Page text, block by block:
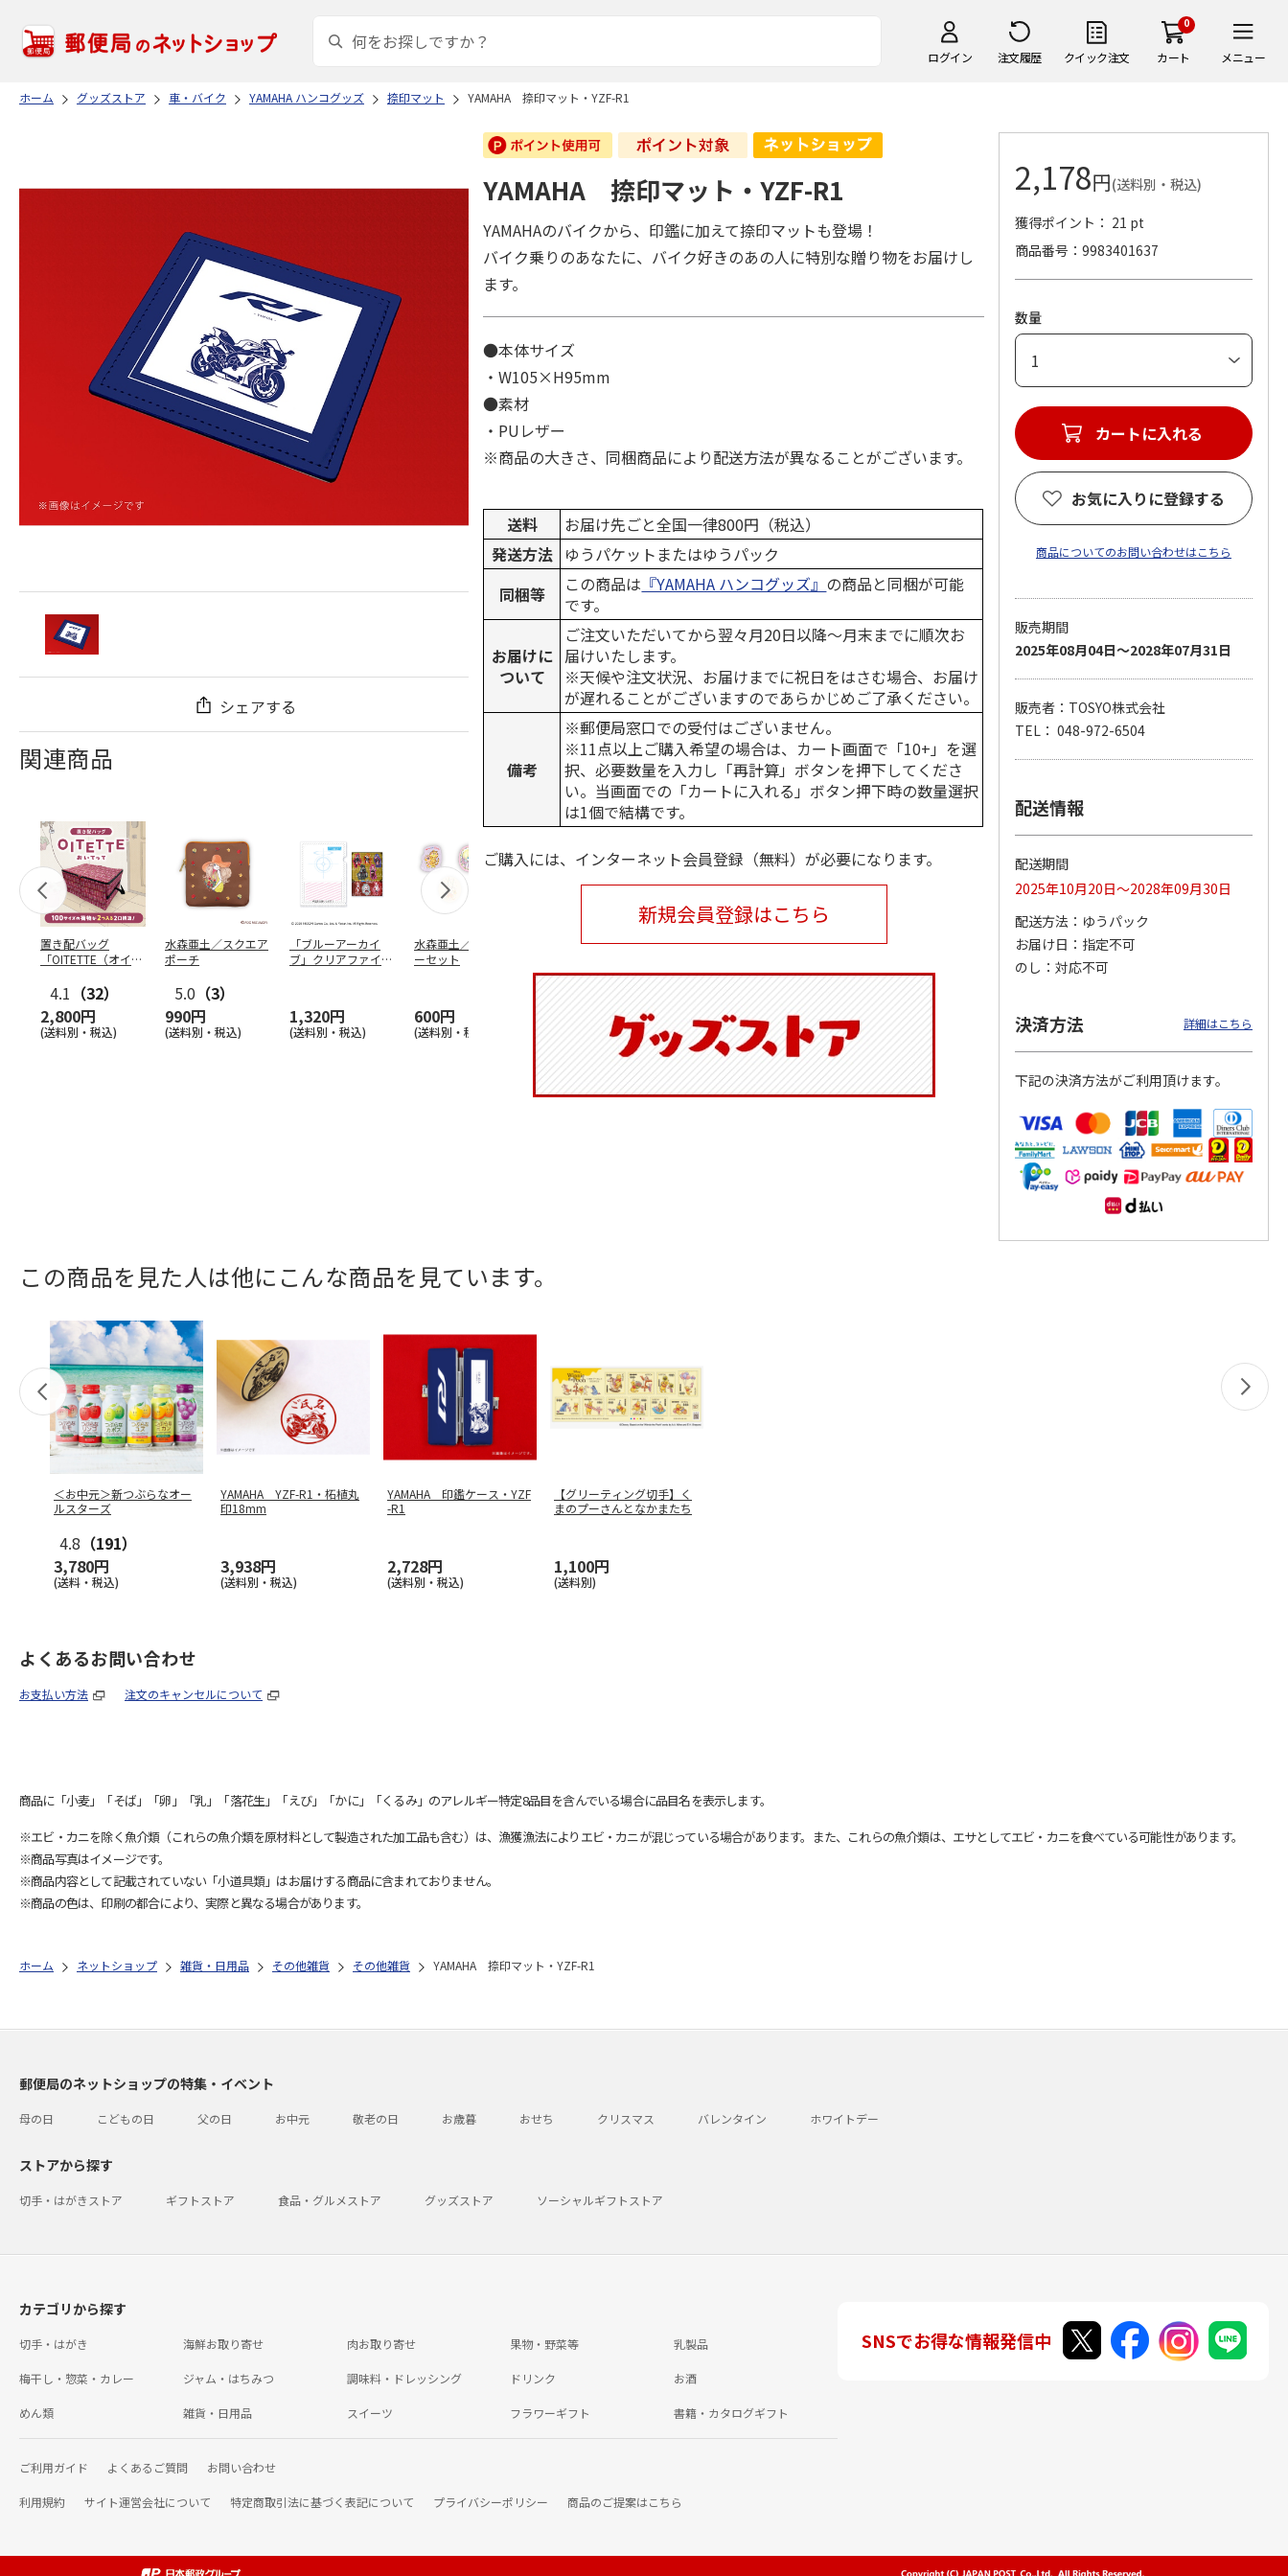
ログイン 注文履歴 クイック注文
0
カート メニュー
ホーム グッズストア 車・バイク YAMAHA ハンコグッズ 捺印マット YAMAHA 捺印マット・YZF-R1
シェアする
関連商品
置き配バッグ
「OITETTE（オイテ
4.1 （32）
2,800円
(送料別・税込)
水森亜土／スクエア
ポーチ
5.0 （3）
990円
(送料別・税込)
「ブルーアーカイ
ブ」クリアファイル
1,320円
(送料別・税込)
水森亜土／ステッカ
ーセット
600円
(送料別・税込)
リラックマ／マルチ
5.0 （6）
(送料別・税込)
ポムポムプリン30th
コット
2,200円
(送料別・税込)
アニメ『ジョジョの
風』チョコラータと
セッ…
5.0（7）
1,969円
(送料別・税込)
【安青錦】
605,000円
ポムポムプリン30th
おもちもちもちクッ
ション
4,950円
(送料別・税込)
750円
(送料別・税込)
YAMAHA 捺印マット・YZF-R1
YAMAHAのバイクから、印鑑に加えて捺印マットも登場！
バイク乗りのあなたに、バイク好きのあの人に特別な贈り物をお届けし
ます。
●本体サイズ
・W105×H95mm
●素材
・PUレザー
※商品の大きさ、同梱商品により配送方法が異なることがございます。
送料
お届け先ごと全国一律800円（税込）
発送方法 ゆうパケットまたはゆうパック
同梱等
この商品は 『YAMAHA ハンコグッズ』 の商品と同梱が可能
です。
お届けに
ついて
ご注文いただいてから翌々月20日以降～月末までに順次お
届けいたします。
※天候や注文状況、お届けまでに祝日をはさむ場合、お届け
が遅れることがございますのであらかじめご了承ください。
備考
※郵便局窓口での受付はございません。
※11点以上ご購入希望の場合は、カート画面で「10+」を選
択、必要数量を入力し「再計算」ボタンを押下してくださ
い。当画面での「カートに入れる」ボタン押下時の数量選択
は1個で結構です。
ご購入には、インターネット会員登録（無料）が必要になります。
新規会員登録はこちら
2,178円(送料別・税込)
獲得ポイント： 21 pt
商品番号
9983401637
数量
お気に入りに登録する
商品についてのお問い合わせはこちら
販売期間
2025年08月04日～2028年07月31日
販売者：TOSYO株式会社
TEL： 048-972-6504
配送情報
配送期間
2025年10月20日～2028年09月30日
配送方法
ゆうパック
お届け日
指定不可
のし
対応不可
決済方法 詳細はこちら
下記の決済方法がご利用頂けます。
この商品を見た人は他にこんな商品を見ています。
＜お中元＞新つぶらなオー
ルスターズ
4.8 （191）
3,780円
(送料・税込)
YAMAHA YZF-R1・柘植丸
印18mm
3,938円
(送料別・税込)
YAMAHA 印鑑ケース・YZF
-R1
2,728円
(送料別・税込)
【グリーティング切手】く
まのプーさんとなかまたち
1,100円
(送料別)
よくあるお問い合わせ
お支払い方法 注文のキャンセルについて
商品に「小麦」「そば」「卵」「乳」「落花生」「えび」「かに」「くるみ」のアレルギー特定8品目を含んでいる場合に品目名を表示します。
※エビ・カニを除く魚介類（これらの魚介類を原材料として製造された加工品も含む）は、漁獲漁法によりエビ・カニが混じっている場合があります。また、これらの魚介類は、エサとしてエビ・カニを食べている可能性があります。
※商品写真はイメージです。
※商品内容として記載されていない「小道具類」はお届けする商品に含まれておりません。
※商品の色は、印刷の都合により、実際と異なる場合があります。
ホーム ネットショップ 雑貨・日用品 その他雑貨 その他雑貨 YAMAHA 捺印マット・YZF-R1
郵便局のネットショップの特集・イベント
母の日 こどもの日 父の日 お中元 敬老の日 お歳暮 おせち クリスマス バレンタイン ホワイトデー
ストアから探す
切手・はがきストア ギフトストア 食品・グルメストア グッズストア ソーシャルギフトストア
カテゴリから探す
切手・はがき 海鮮お取り寄せ 肉お取り寄せ 果物・野菜等 乳製品
梅干し・惣菜・カレー ジャム・はちみつ 調味料・ドレッシング ドリンク お酒
めん類 雑貨・日用品 スイーツ フラワーギフト 書籍・カタログギフト
ご利用ガイド よくあるご質問 お問い合わせ
利用規約 サイト運営会社について 特定商取引法に基づく表記について プライバシーポリシー 商品のご提案はこちら
SNSでお得な情報発信中